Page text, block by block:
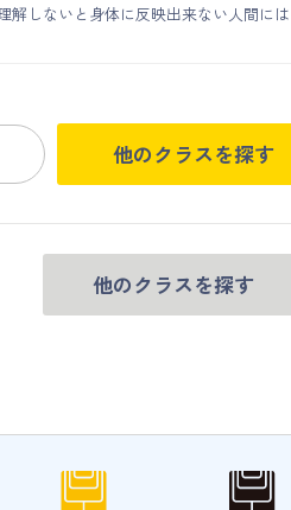
解しないと身体に反映出来ない人間に
他のクラスを探す
他のクラスを探す